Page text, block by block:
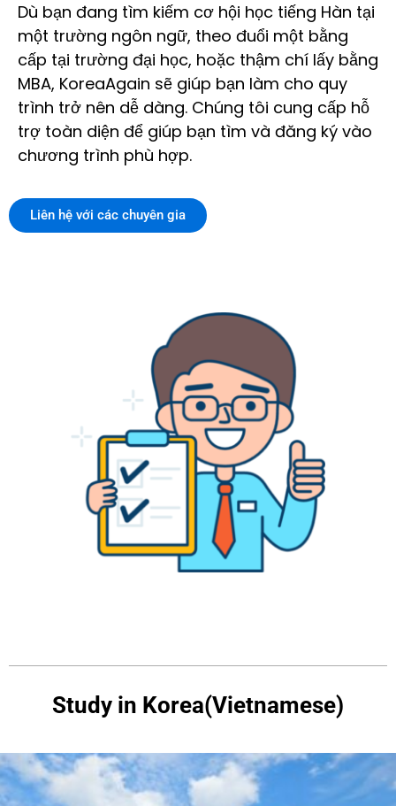
Dù bạn đang tìm kiếm cơ hội học tiếng Hàn tại
một trường ngôn ngữ, theo đuổi một bằng
cấp tại trường đại học, hoặc thậm chí lấy bằng
MBA, KoreaAgain sẽ giúp bạn làm cho quy
trình trở nên dễ dàng. Chúng tôi cung cấp hỗ
trợ toàn diện để giúp bạn tìm và đăng ký vào
chương trình phù hợp.
Liên hệ với các chuyên gia
Study in Korea(Vietnamese)